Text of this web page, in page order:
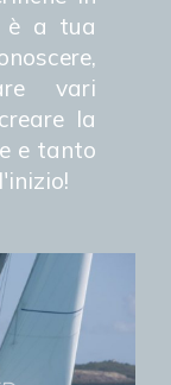
è a tua
vari
la
e tanto